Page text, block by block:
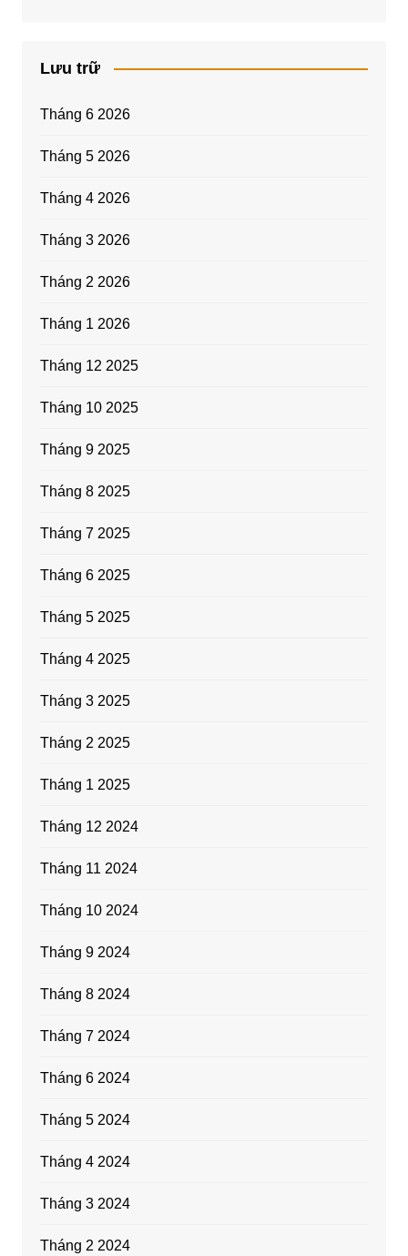
Lưu trữ
Tháng 6 2026
Tháng 5 2026
Tháng 4 2026
Tháng 3 2026
Tháng 2 2026
Tháng 1 2026
Tháng 12 2025
Tháng 10 2025
Tháng 9 2025
Tháng 8 2025
Tháng 7 2025
Tháng 6 2025
Tháng 5 2025
Tháng 4 2025
Tháng 3 2025
Tháng 2 2025
Tháng 1 2025
Tháng 12 2024
Tháng 11 2024
Tháng 10 2024
Tháng 9 2024
Tháng 8 2024
Tháng 7 2024
Tháng 6 2024
Tháng 5 2024
Tháng 4 2024
Tháng 3 2024
Tháng 2 2024